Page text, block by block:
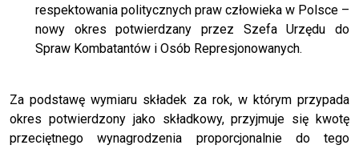
respektowania politycznych praw człowieka w Polsce –
nowy okres potwierdzany przez Szefa Urzędu do
Spraw Kombatantów i Osób Represjonowanych.
Za podstawę wymiaru składek za rok, w którym przypada
okres potwierdzony jako składkowy, przyjmuje się kwotę
przeciętnego wynagrodzenia proporcjonalnie do tego